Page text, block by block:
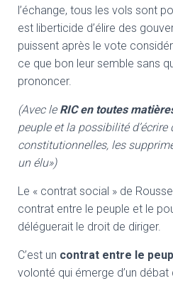
l’échange, tous les vols sont
est liberticide d’élire des
puissent après le vote
ce que bon leur semble sans
prononcer.
(Avec le RIC en toutes
peupleet la possibilité d’écrire
constitutionnelles, les
un élu»)
Le « contrat social » de
contrat entre le peuple et le
déléguerait le droit de diriger.
C’est un contrat entre le
volonté qui émerge d’un